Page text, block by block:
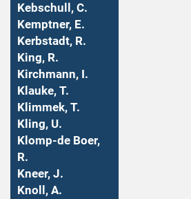
Kebschull, C.
Kemptner, E.
Kerbstadt, R.
King, R.
Kirchmann, I.
Klauke, T.
Klimmek, T.
Kling, U.
Klomp-de Boer,
R.
Kneer, J.
Knoll, A.